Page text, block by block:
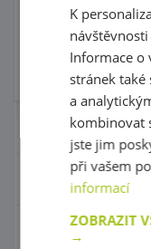
Nábytek pro
Didaktické
Hračky -
Do košíku
Skladem 0 ks
K
Informace o
stránek
a
kombinovat
jste jim
při vašem
informací
ZOBRAZIT
→